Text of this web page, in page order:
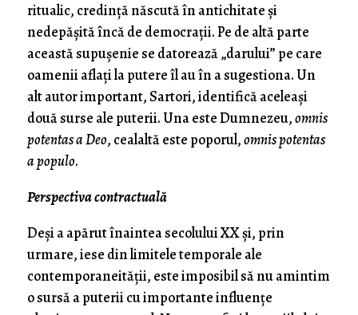
ritualic, credinţă născută în antichitate şi
nedepăşită încă de democraţii. Pe de altă parte
această supuşenie se datorează „darului” pe care
oamenii aflaţi la putere îl au în a sugestiona. Un
alt autor important, Sartori, identifică aceleaşi
două surse ale puterii. Una este Dumnezeu,omnis
potentas a Deo, cealaltă este poporul,omnis potentas
a populo.
Perspectiva contractuală
Deşi a apărut înaintea secolului XX şi, prin
urmare, iese din limitele temporale ale
contemporaneităţii, este imposibil să nu amintim
o sursă a puterii cu importante influenţe